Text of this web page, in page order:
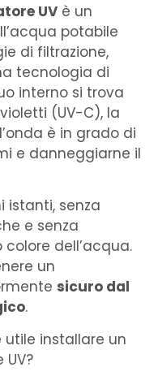
UV è un
potabile
di filtrazione,
tecnologia di
interno si trova
(UV-C), la
è in grado di
e danneggiarne il
istanti, senza
e senza
dell’acqua.
un
sicuro dal
.
utile installare un